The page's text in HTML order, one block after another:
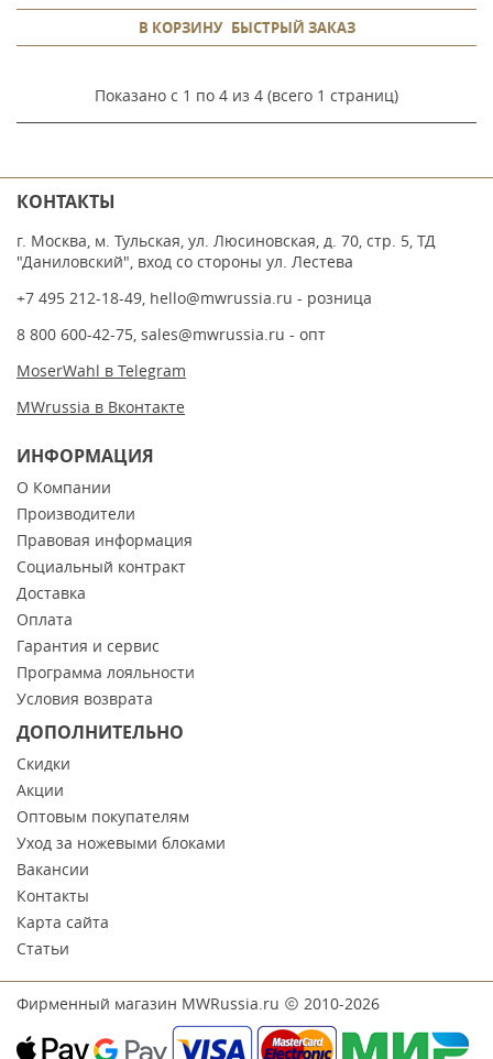
В КОРЗИНУ БЫСТРЫЙ ЗАКАЗ
Показано с 1 по 4 из 4 (всего 1 страниц)
КОНТАКТЫ
г. Москва, м. Тульская, ул. Люсиновская, д. 70, стр. 5, ТД
"Даниловский", вход со стороны ул. Лестева
+7 495 212-18-49, hello@mwrussia.ru - розница
8 800 600-42-75, sales@mwrussia.ru - опт
MoserWahl в Telegram
MWrussia в Вконтакте
ИНФОРМАЦИЯ
О Компании
Производители
Правовая информация
Социальный контракт
Доставка
Оплата
Гарантия и сервис
Программа лояльности
Условия возврата
ДОПОЛНИТЕЛЬНО
Скидки
Акции
Оптовым покупателям
Уход за ножевыми блоками
Вакансии
Контакты
Карта сайта
Статьи
Фирменный магазин MWRussia.ru 2010-2026